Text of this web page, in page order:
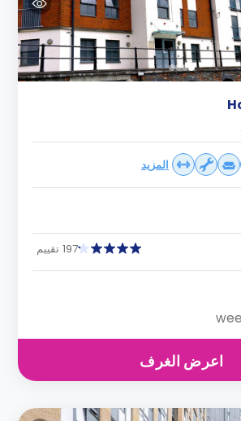
المزيد
197 تقييم
اعرض الغرف